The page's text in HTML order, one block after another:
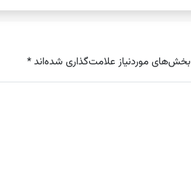
بخش‌های موردنیاز علامت‌گذاری شده‌اند*